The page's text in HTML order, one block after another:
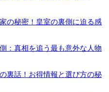
の秘密！皇室の裏側に迫る感
：真相を追う最も意外な人物
裏話！お得情報と選び方の秘